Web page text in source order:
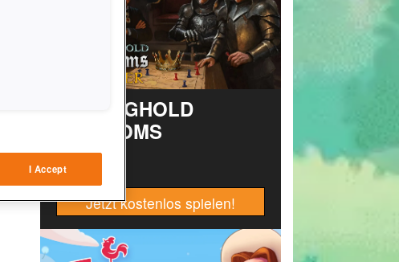
STRONGHOLD
KINGDOMS
Jetzt kostenlos spielen!
I Accept